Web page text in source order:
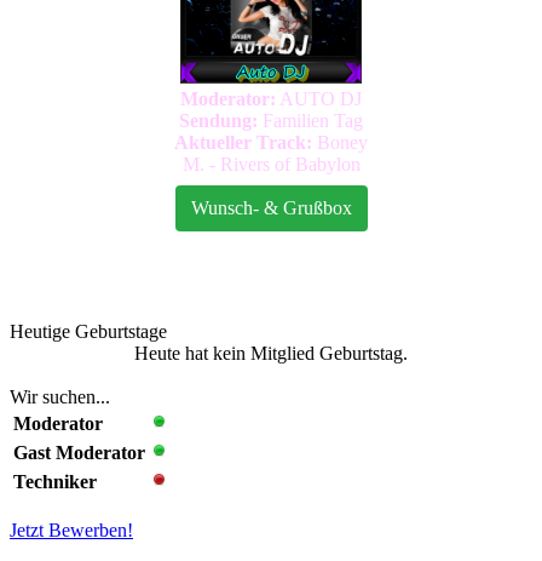
Heutige Geburtstage
Heute hat kein Mitglied Geburtstag.
Wir suchen...
Moderator
Gast Moderator
Techniker
Jetzt Bewerben!